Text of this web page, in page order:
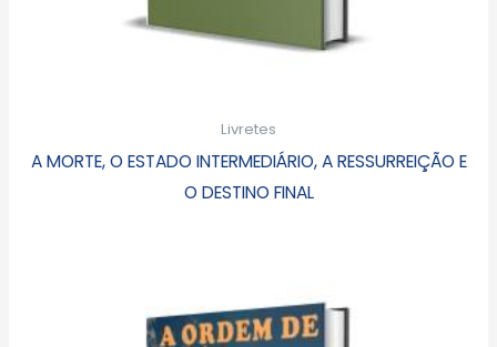
Livretes
A MORTE, O ESTADO INTERMEDIÁRIO, A RESSURREIÇÃO E
O DESTINO FINAL